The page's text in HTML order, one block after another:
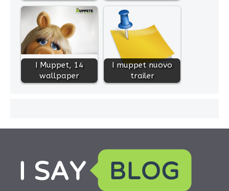
I Muppet, 14
wallpaper
I muppet nuovo
trailer